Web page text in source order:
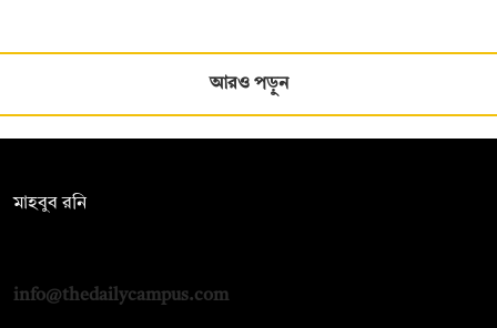
আরও পড়ুন
মাহবুব রনি
info@thedailycampus.com